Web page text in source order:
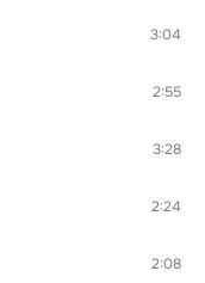
3:04
2:55
3:28
2:24
2:08